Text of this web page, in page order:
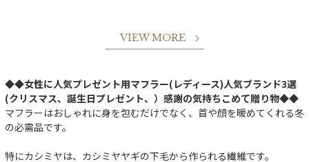
VIEW MORE
◆◆女性に人気プレゼント用マフラー(レディース)人気ブランド3選
(クリスマス、誕生日プレゼント、）感謝の気持ちこめて贈り物◆◆
マフラーはおしゃれに身を包むだけでなく、首や顔を暖めてくれる冬
の必需品です。
特にカシミヤは、カシミヤヤギの下毛から作られる繊維です。